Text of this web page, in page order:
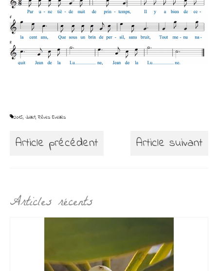
2015, Juillet,Rêves Eveillés
Article précédent Article suivant
Articles récents